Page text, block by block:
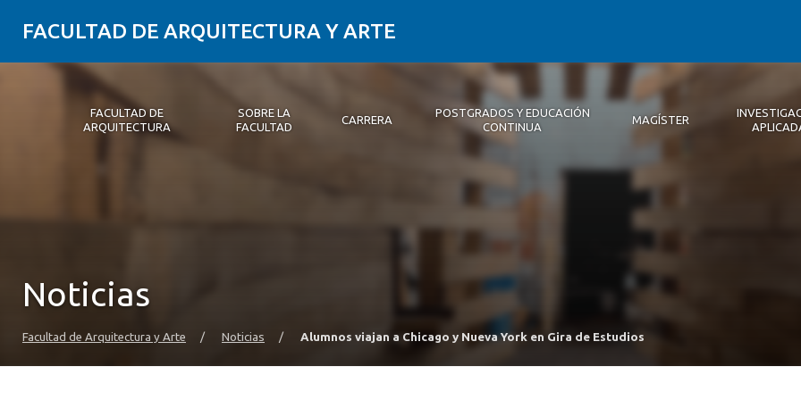
FACULTAD DE ARQUITECTURA Y ARTE
FACULTAD DE
ARQUITECTURA
SOBRE LA
FACULTAD
Autoridades
Infraestructura
CARRERA
Descripción
POSTGRADOS Y EDUCACIÓN
CONTINUA
Magíster
MAGÍSTER
Noticias 2026
Publicaciones
Noticias
Facultad de Arquitectura y Arte / Noticias / Alumnos viajan a Chicago y Nueva York en Gira de Estudios